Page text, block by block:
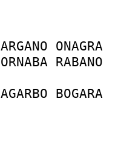
ARGANO ONAGRA
ORNABA RABANO
AGARBO BOGARA